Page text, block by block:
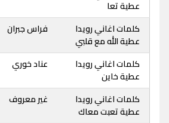
عطية تعا
كلمات اغاني رويدا
عطية الله مع قلبي
فراس جبران
كلمات اغاني رويدا
عطية خاين
عناد خوري
كلمات اغاني رويدا
عطية تعبت معاك
غير معروف